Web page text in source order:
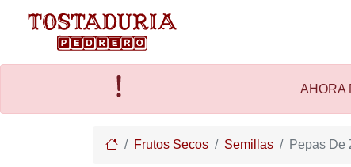
AHORA
HomeFrutos Secos Semillas Pepas De